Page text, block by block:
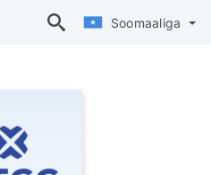
Soomaaliga